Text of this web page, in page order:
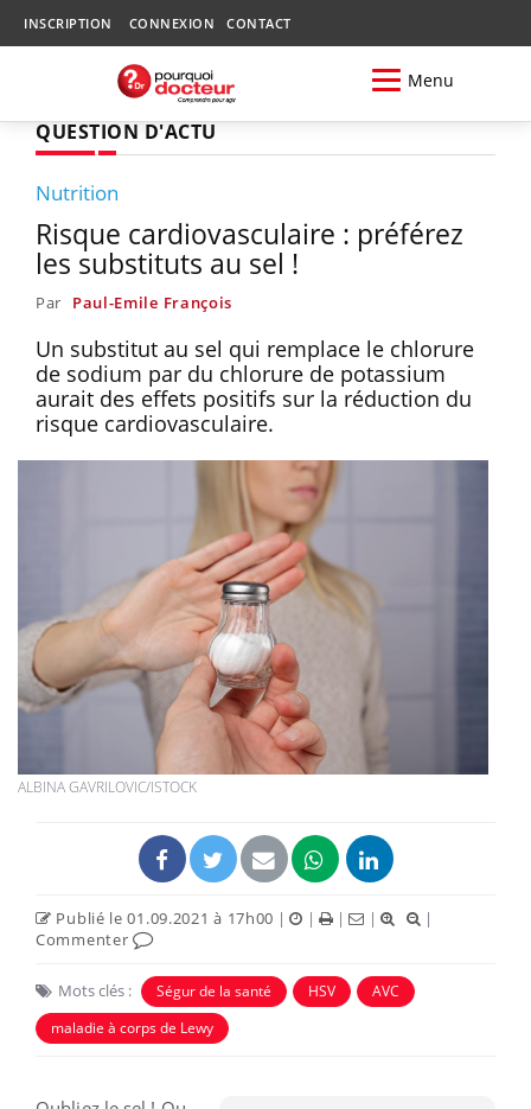
INSCRIPTION CONNEXION CONTACT
Menu
QUESTION D'ACTU
Nutrition
Risque cardiovasculaire : préférez
les substituts au sel !
Par Paul-Emile François
Un substitut au sel qui remplace le chlorure
de sodium par du chlorure de potassium
aurait des effets positifs sur la réduction du
risque cardiovasculaire.
ALBINA GAVRILOVIC/ISTOCK
Publié le 01.09.2021 à 17h00 | | | |
|
Commenter
Mots clés : Ségur de la santé HSV
AVC
maladie à corps de Lewy